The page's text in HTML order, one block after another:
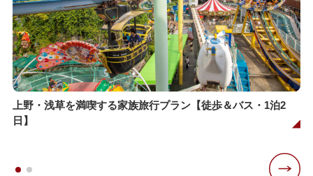
上野・浅草を満喫する家族旅行プラン【徒歩＆バス・1泊2
日】